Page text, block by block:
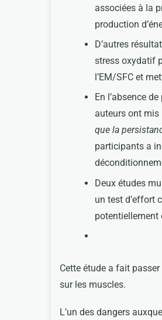
associées à la
production
D’autres
stress oxydatif
l’EM/SFC et
En l’absence
auteurs ont mis
que la
participants a
Deux études
un test d’effort
potentiellement
Cette étude a fait
sur les muscles.
L’un des dangers